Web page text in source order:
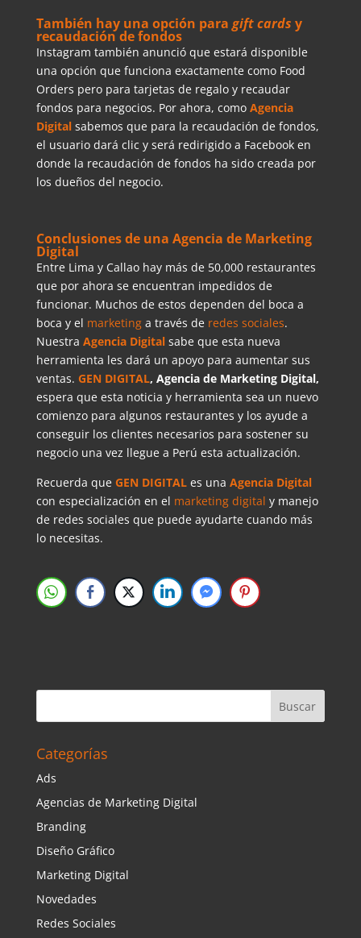
También hay una opción para gift cards y
recaudación de fondos
Instagram también anunció que estará disponible
una opción que funciona exactamente como Food
Orders pero para tarjetas de regalo y recaudar
fondos para negocios. Por ahora, como Agencia
Digital sabemos que para la recaudación de fondos,
el usuario dará clic y será redirigido a Facebook en
donde la recaudación de fondos ha sido creada por
los dueños del negocio.
Conclusiones de una Agencia de Marketing
Digital
Entre Lima y Callao hay más de 50,000 restaurantes
que por ahora se encuentran impedidos de
funcionar. Muchos de estos dependen del boca a
boca y el marketinga través de redes sociales.
Nuestra Agencia Digital sabe que esta nueva
herramienta les dará un apoyo para aumentar sus
ventas. GEN DIGITAL, Agencia de Marketing Digital,
espera que esta noticia y herramienta sea un nuevo
comienzo para algunos restaurantes y los ayude a
conseguir los clientes necesarios para sostener su
negocio una vez llegue a Perú esta actualización.
Recuerda que GEN DIGITAL es una Agencia Digital
con especialización en el marketing digital y manejo
de redes sociales que puede ayudarte cuando más
lo necesitas.
Categorías
Ads
Agencias de Marketing Digital
Branding
Diseño Gráfico
Marketing Digital
Novedades
Redes Sociales